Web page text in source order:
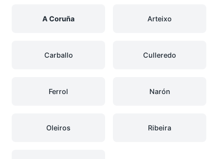
A Coruña Arteixo
Carballo Culleredo
Ferrol Narón
Oleiros Ribeira